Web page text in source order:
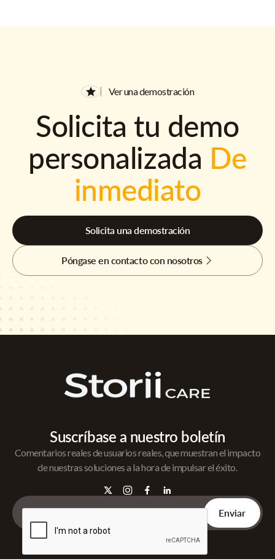
Ver una demostración
Solicita tu demo
personalizada De
inmediato
Solicita una demostración
Póngase en contacto con nosotros
Suscríbase a nuestro boletín
Comentarios reales de usuarios reales, que muestran el impacto
de nuestras soluciones a la hora de impulsar el éxito.